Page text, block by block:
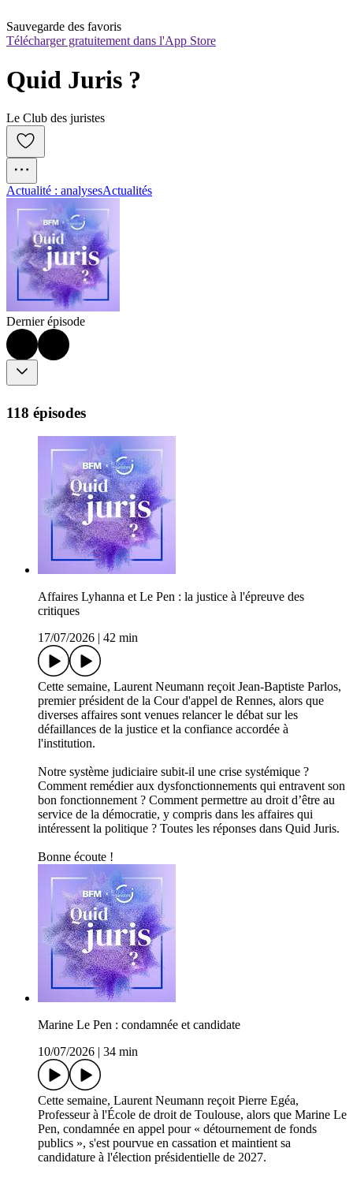
Sauvegarde des favoris
Télécharger gratuitement dans l'App Store
Quid Juris ?
Le Club des juristes
Actualité : analysesActualités
Dernier épisode
118 épisodes
Affaires Lyhanna et Le Pen : la justice à l'épreuve des
critiques
17/07/2026
42 min
Cette semaine, Laurent Neumann reçoit Jean-Baptiste Parlos,
premier président de la Cour d'appel de Rennes, alors que
diverses affaires sont venues relancer le débat sur les
défaillances de la justice et la confiance accordée à
l'institution.
Notre système judiciaire subit-il une crise systémique ?
Comment remédier aux dysfonctionnements qui entravent son
bon fonctionnement ? Comment permettre au droit d’être au
service de la démocratie, y compris dans les affaires qui
intéressent la politique ? Toutes les réponses dans Quid Juris.
Bonne écoute !
Marine Le Pen : condamnée et candidate
10/07/2026
34 min
Cette semaine, Laurent Neumann reçoit Pierre Egéa,
Professeur à l'École de droit de Toulouse, alors que Marine Le
Pen, condamnée en appel pour « détournement de fonds
publics », s'est pourvue en cassation et maintient sa
candidature à l'élection présidentielle de 2027.